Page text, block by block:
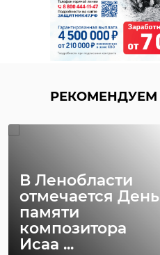
РЕКОМЕНДУЕМ
В Ленобласти
отмечается День
памяти
композитора
Исаа ...